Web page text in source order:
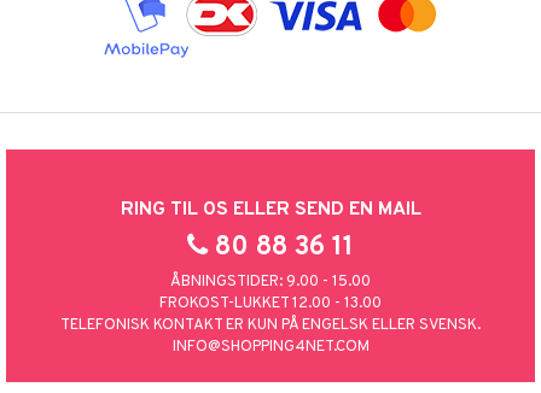
RING TIL OS ELLER SEND EN MAIL
80 88 36 11
ÅBNINGSTIDER: 9.00 - 15.00
FROKOST-LUKKET 12.00 - 13.00
TELEFONISK KONTAKT ER KUN PÅ ENGELSK ELLER SVENSK.
INFO@SHOPPING4NET.COM